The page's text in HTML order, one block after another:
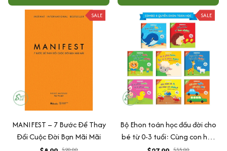
SALE
MANIFEST – 7 Bước Để Thay
Đổi Cuộc Đời Bạn Mãi Mãi
SALE
Bộ Ehon toán học đầu đời cho
bé từ 0-3 tuổi: Cùng con học